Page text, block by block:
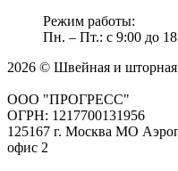
Режим работы:
Пн. – Пт.: с 9:00 до
2026 © Швейная и шторная
ООО "ПРОГРЕСС"
ОГРН: 1217700131956
125167 г. Москва МО
офис 2